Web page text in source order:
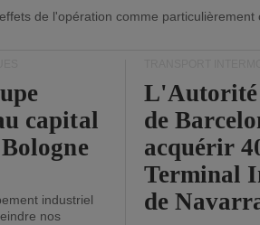
de l'opération comme
capital
industriel
nos
de
acquérir
Terminal
de